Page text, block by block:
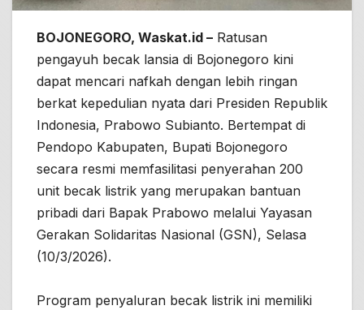
BOJONEGORO, Waskat.id – Ratusan
pengayuh becak lansia di Bojonegoro kini
dapat mencari nafkah dengan lebih ringan
berkat kepedulian nyata dari Presiden Republik
Indonesia, Prabowo Subianto. Bertempat di
Pendopo Kabupaten, Bupati Bojonegoro
secara resmi memfasilitasi penyerahan 200
unit becak listrik yang merupakan bantuan
pribadi dari Bapak Prabowo melalui Yayasan
Gerakan Solidaritas Nasional (GSN), Selasa
(10/3/2026).
Program penyaluran becak listrik ini memiliki